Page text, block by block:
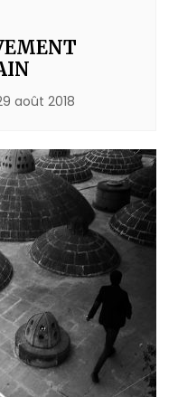
août 2018